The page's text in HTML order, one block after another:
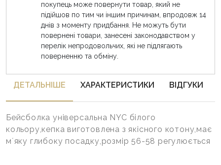
покупець може повернути товар, який не
підійшов по тим чи іншим причинам, впродовж 14
днів з моменту придбання. Не можуть бути
повернені товари, занесені законодавством у
перелік непродовольчих, які не підлягають
поверненню та обміну.
ДЕТАЛЬНIШЕ ХАРАКТЕРИСТИКИ ВІДГУКИ
Бейсболка універсальна NYC білого
кольору,кепка виготовлена з якісного котону,має
мʼяку глибоку посадку,розмір 56-58 регулюється